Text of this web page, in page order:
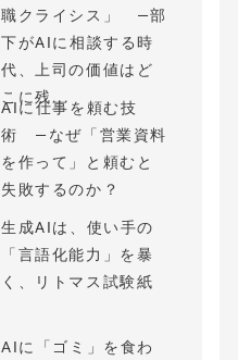
職クライシス」 —部
下がAIに相談する時
代、上司の価値はど
こに残...
AIに仕事を頼む技
術 —なぜ「営業資料
を作って」と頼むと
失敗するのか？
生成AIは、使い手の
「言語化能力」を暴
く、リトマス試験紙
AIに「ゴミ」を食わ